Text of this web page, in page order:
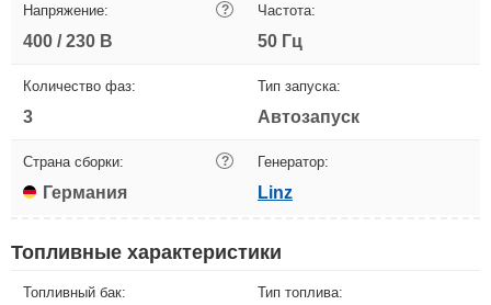
Напряжение: ?
400 / 230 В
Частота:
50 Гц
Количество фаз:
3
Тип запуска:
Автозапуск
Страна сборки: ?
Германия
Генератор:
Linz
Топливные характеристики
Топливный бак: Тип топлива: